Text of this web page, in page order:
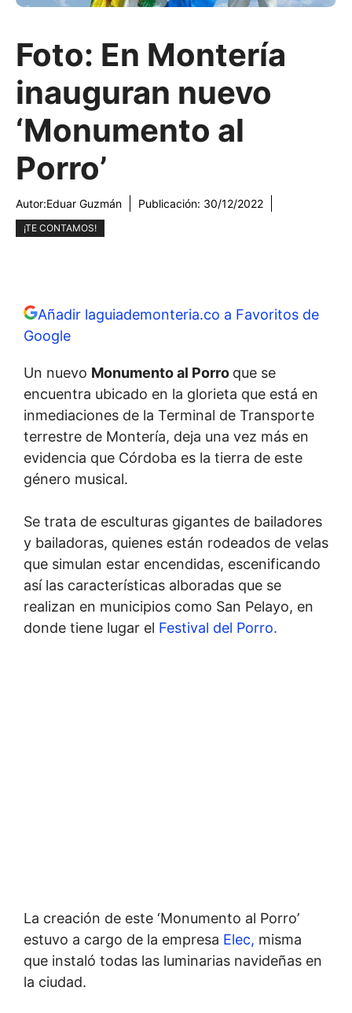
Foto: En Montería
inauguran nuevo
‘Monumento al
Porro’
Autor:Eduar Guzmán Publicación: 30/12/2022
¡TE CONTAMOS!
Añadir laguiademonteria.co a Favoritos de
Google
Un nuevo Monumento al Porro que se
encuentra ubicado en la glorieta que está en
inmediaciones de la Terminal de Transporte
terrestre de Montería, deja una vez más en
evidencia que Córdoba es la tierra de este
género musical.
Se trata de esculturas gigantes de bailadores
y bailadoras, quienes están rodeados de velas
que simulan estar encendidas, escenificando
así las características alboradas que se
realizan en municipios como San Pelayo, en
donde tiene lugar el Festival del Porro.
La creación de este ‘Monumento al Porro’
estuvo a cargo de la empresa Elec, misma
que instaló todas las luminarias navideñas en
la ciudad.